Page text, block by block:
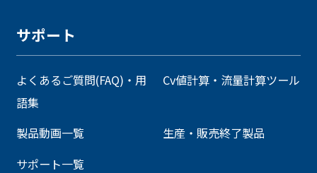
サポート
よくあるご質問(FAQ)・用
語集
Cv値計算・流量計算ツール
製品動画一覧
生産・販売終了製品
サポート一覧